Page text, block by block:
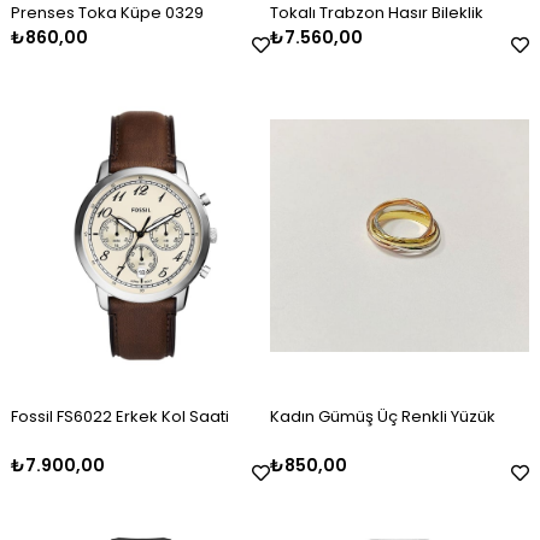
Erkek Gümüş Oksitli Kazaziye
₺2.120,00
Erkek Gümüş Kazaziye Tesbih
Kadın Gümüş Mineli Set Takımı
₺9.100,00
Kadın Gümüş Mineli Kolye
Kadın Gümüş Baget Taşlı Zirkon
Kelepçe
₺4.100,00
Kadın Gümüş Gold Taşlı Markiz
Prenses Toka Küpe 0329
₺860,00
Tokalı Trabzon Hasır Bileklik
₺7.560,00
Fossil FS6022 Erkek Kol Saati
₺7.900,00
Kadın Gümüş Üç Renkli Yüzük
₺850,00